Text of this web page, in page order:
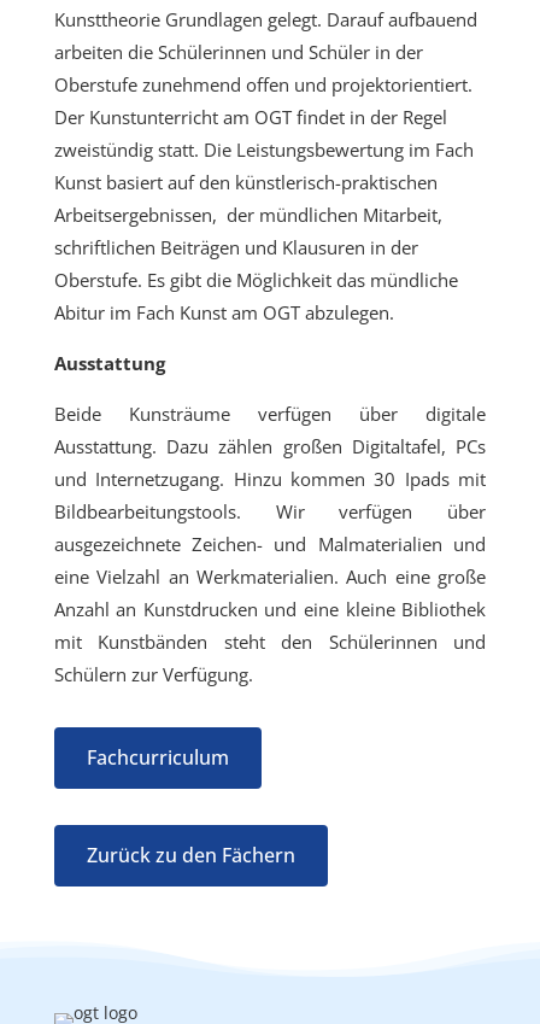
Kunsttheorie Grundlagen gelegt. Darauf aufbauend
arbeiten die Schülerinnen und Schüler in der
Oberstufe zunehmend offen und projektorientiert.
Der Kunstunterricht am OGT findet in der Regel
zweistündig statt. Die Leistungsbewertung im Fach
Kunst basiert auf den künstlerisch-praktischen
Arbeitsergebnissen, der mündlichen Mitarbeit,
schriftlichen Beiträgen und Klausuren in der
Oberstufe. Es gibt die Möglichkeit das mündliche
Abitur im Fach Kunst am OGT abzulegen.
Ausstattung
Beide Kunsträume verfügen über digitale
Ausstattung. Dazu zählen großen Digitaltafel, PCs
und Internetzugang. Hinzu kommen 30 Ipads mit
Bildbearbeitungstools. Wir verfügen über
ausgezeichnete Zeichen- und Malmaterialien und
eine Vielzahl an Werkmaterialien. Auch eine große
Anzahl an Kunstdrucken und eine kleine Bibliothek
mit Kunstbänden steht den Schülerinnen und
Schülern zur Verfügung.
Fachcurriculum
Zurück zu den Fächern